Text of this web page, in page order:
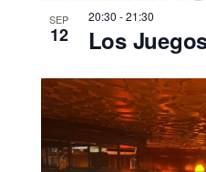
SEP
12
20:30 -21:30
Los